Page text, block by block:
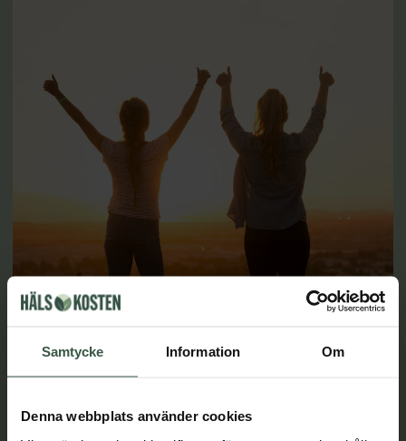
Samtycke Information Om
Denna webbplats använder cookies
5 viktiga skäl att få i sig tillräckligt med D-
Solen är vår viktigaste källa till D-vitamin, därutöver finns
vitaminet i kött, fisk, ägg och berikade mejeriprodukter.
dessutom har man sett ett samband mellan låga nivåer av